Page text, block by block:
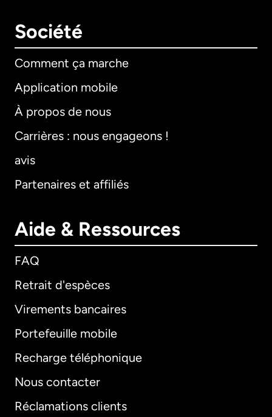
Société
Comment ça marche
Application mobile
À propos de nous
Carrières : nous engageons !
avis
Partenaires et affiliés
Aide & Ressources
FAQ
Retrait d'espèces
Virements bancaires
Portefeuille mobile
Recharge téléphonique
Nous contacter
Réclamations clients